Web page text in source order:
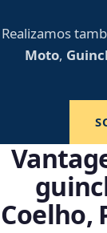
Realizamos
Moto,
Coelho,